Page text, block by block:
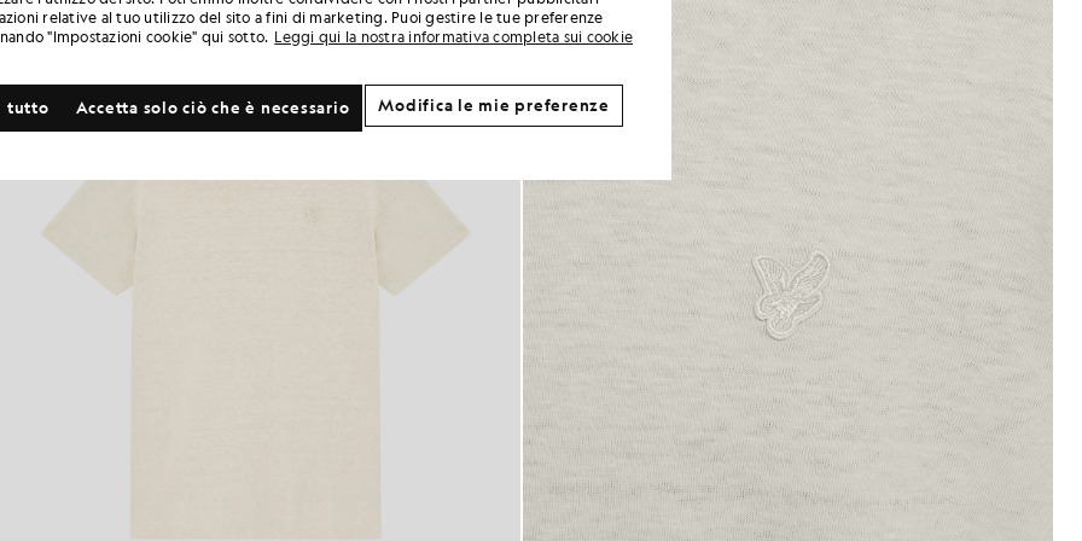
relative al tuo utilizzo del sito a fini di marketing. Puoi gestire le tue preferenze
"Impostazioni cookie" qui sotto. Leggi qui la nostra informativa completa sui cookie
Accetta solo ciò che è necessario
tutto Modifica le mie preferenze